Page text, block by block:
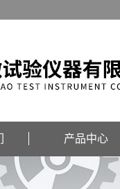
产品中心